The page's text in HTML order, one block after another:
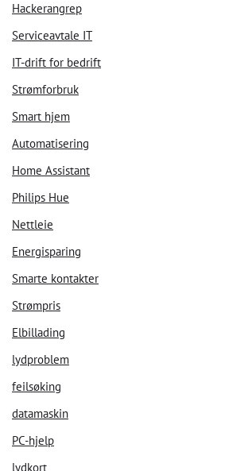
Hackerangrep
Serviceavtale IT
IT-drift for bedrift
Strømforbruk
Smart hjem
Automatisering
Home Assistant
Philips Hue
Nettleie
Energisparing
Smarte kontakter
Strømpris
Elbillading
lydproblem
feilsøking
datamaskin
PC-hjelp
lydkort